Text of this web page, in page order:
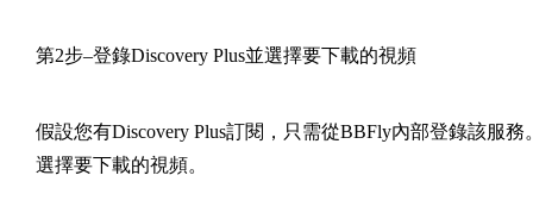
第2步–登錄Discovery Plus並選擇要下載的視頻
假設您有Discovery Plus訂閱，只需從BBFly內部登錄該服務
選擇要下載的視頻。